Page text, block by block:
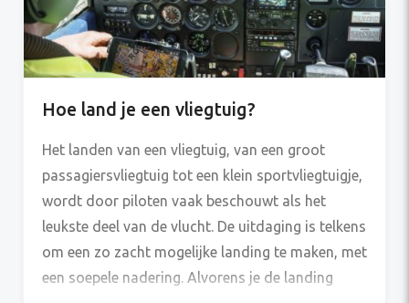
Hoe land je een vliegtuig?
Het landen van een vliegtuig, van een groot
passagiersvliegtuig tot een klein sportvliegtuigje,
wordt door piloten vaak beschouwt als het
leukste deel van de vlucht. De uitdaging is telkens
om een zo zacht mogelijke landing te maken, met
een soepele nadering. Alvorens je de landing